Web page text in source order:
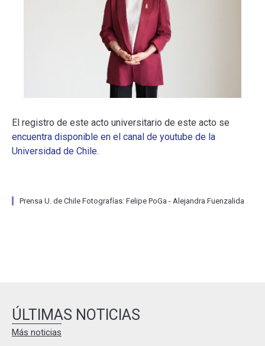
El registro de este acto universitario de este acto se
encuentra disponible en el canal de youtube de la
Universidad de Chile.
Prensa U. de Chile Fotografías: Felipe PoGa - Alejandra Fuenzalida
ÚLTIMAS NOTICIAS
Más noticias